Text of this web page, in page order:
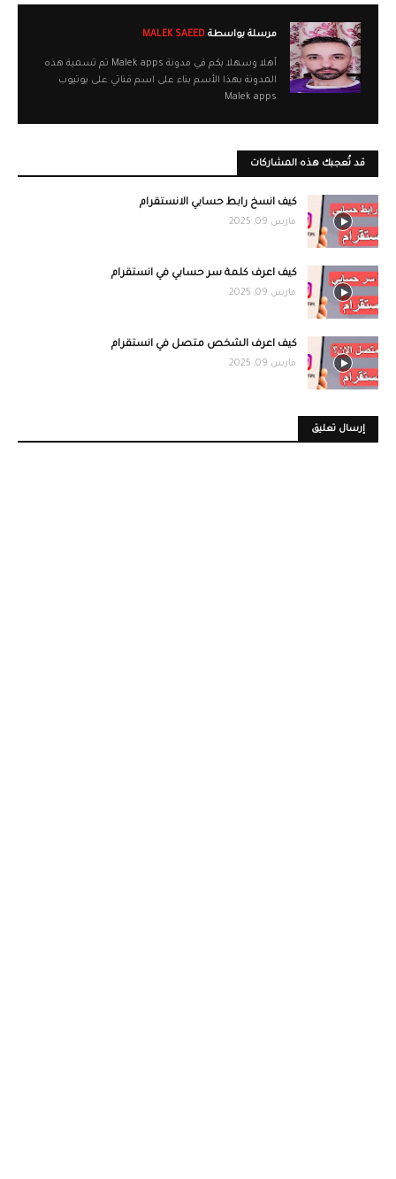
مرسلة بواسطة
أهلا وسهلا بكم في مدونة Malek apps تم تسمية هذه
المدونة بهذا الأسم بناء على اسم قناتي على يوتيوب
Malek apps
قد تُعجبك هذه المشاركات
كيف انسخ رابط حسابي الانستقرام
مارس 09, 2025
كيف اعرف كلمة سر حسابي في انستقرام
مارس 09, 2025
كيف اعرف الشخص متصل في انستقرام
مارس 09, 2025
إرسال تعليق